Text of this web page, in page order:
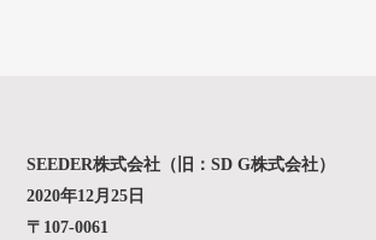
SEEDER株式会社（旧：SD G株式会社）
2020年12月25日
〒107-0061